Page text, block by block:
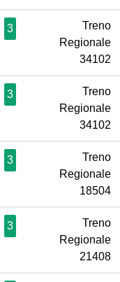
3
Treno
Regionale
34102
3
Treno
Regionale
34102
3
Treno
Regionale
18504
3
Treno
Regionale
21408